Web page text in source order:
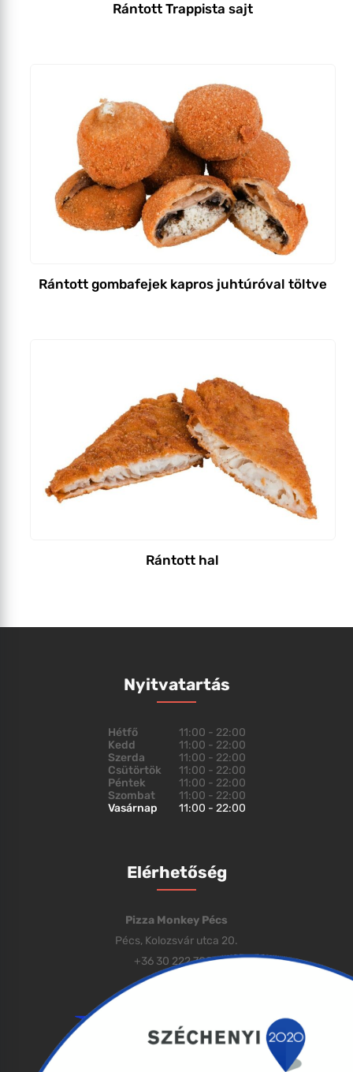
Rántott Trappista sajt
Rántott gombafejek kapros juhtúróval töltve
Rántott hal
Nyitvatartás
Hétfő
11:00 - 22:00
Kedd
11:00 - 22:00
Szerda
11:00 - 22:00
Csütörtök
11:00 - 22:00
Péntek
11:00 - 22:00
Szombat
11:00 - 22:00
Vasárnap
11:00 - 22:00
Elérhetőség
Pizza Monkey Pécs
Pécs, Kolozsvár utca 20.
+36 30 222 7000